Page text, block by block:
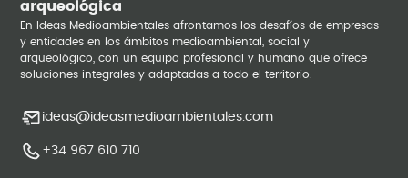
arqueológica
En Ideas Medioambientales afrontamos los desafíos de empresas
y entidades en los ámbitos medioambiental, social y
arqueológico, con un equipo profesional y humano que ofrece
soluciones integrales y adaptadas a todo el territorio.
ideas@ideasmedioambientales.com
+34 967 610 710